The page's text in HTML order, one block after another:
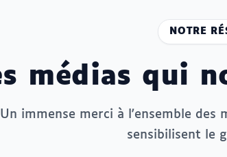
NOTRE
médias qui
Un immense merci à l'ensemble des
sensibilisent le